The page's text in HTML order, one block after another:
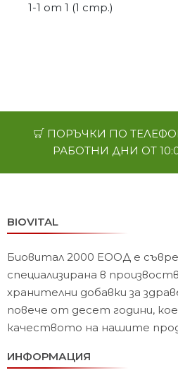
1-1 от 1 (1 стр.)
ПОРЪЧКИ ПО
РАБОТНИ ДНИ ОТ
BIOVITAL
Биовитал 2000 ЕООД е
специализирана в
хранителни добавки за
повече от десет години,
качеството на нашите
ИНФОРМАЦИЯ